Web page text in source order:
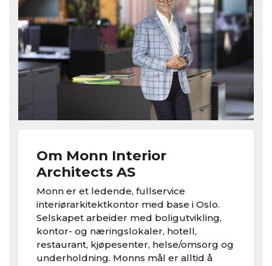
Om Monn Interior
Architects AS
Monn er et ledende, fullservice
interiørarkitektkontor med base i Oslo.
Selskapet arbeider med boligutvikling,
kontor- og næringslokaler, hotell,
restaurant, kjøpesenter, helse/omsorg og
underholdning. Monns mål er alltid å